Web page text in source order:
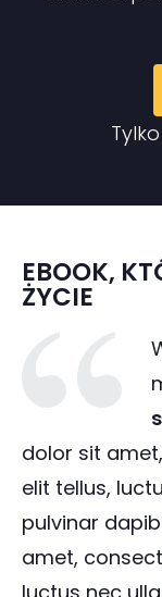
EBOOK,
ŻYCIE
dolor sit
elit tellus,
pulvinar
amet,